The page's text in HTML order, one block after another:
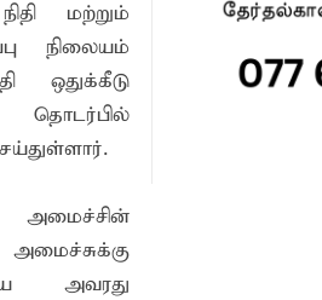
உத்தியோகபூர்வமாக ஆரம்பம்
உத்தரவு
மாற்றங்களுக்கு முன்கூட்டிய
மற்றும்
நிலையம்
ஒதுக்கீடு
அமைச்சின்
அவரது